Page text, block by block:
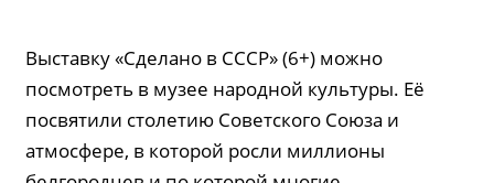
Выставку «Сделано в СССР» (6+) можно
посмотреть в музее народной культуры. Её
посвятили столетию Советского Союза и
атмосфере, в которой росли миллионы